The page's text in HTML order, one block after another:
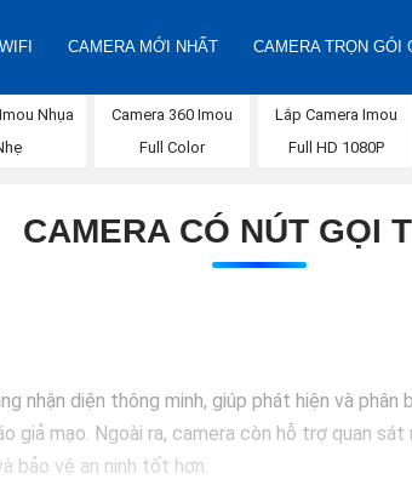
CAMERA MỚI NHẤT CAMERA TRỌN GÓI
Nhụa
Camera 360 Imou
Full Color
Lắp Camera Imou
Full HD 1080P
CAMERA CÓ NÚT GỌI
nhận diện thông minh, giúp phát hiện và
giả mạo. Ngoài ra, camera còn hỗ trợ quan
bảo vệ an ninh tốt hơn.